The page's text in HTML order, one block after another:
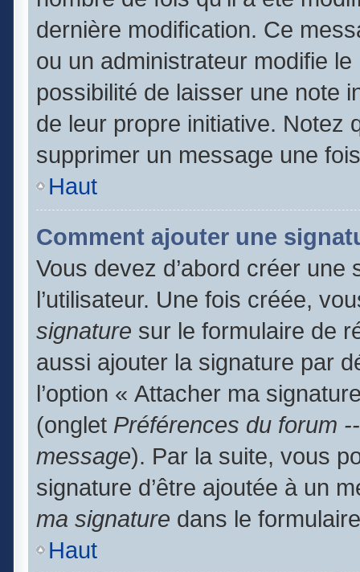
dernière modification. Ce
ou un administrateur modifie
possibilité de laisser une note
de leur propre initiative. Notez
supprimer un message une
Haut
Comment ajouter une
Vous devez d’abord créer
l’utilisateur. Une fois créée,
signature sur le formulaire de
aussi ajouter la signature par
l’option « Attacher ma
(onglet Préférences du forum
message). Par la suite, vous
signature d’être ajoutée à un
ma signature dans le
Haut